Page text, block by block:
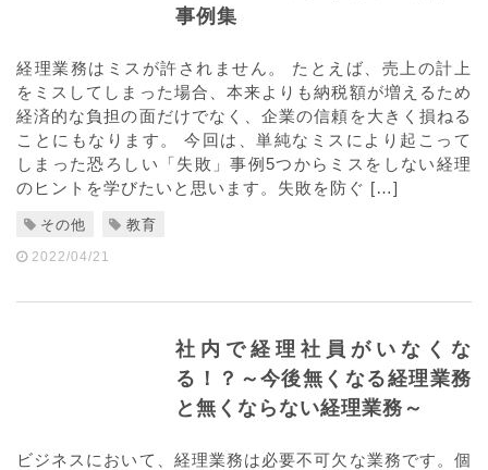
事例集
経理業務はミスが許されません。 たとえば、売上の計上
をミスしてしまった場合、本来よりも納税額が増えるため
経済的な負担の面だけでなく、企業の信頼を大きく損ねる
ことにもなります。 今回は、単純なミスにより起こって
しまった恐ろしい「失敗」事例5つからミスをしない経理
のヒントを学びたいと思います。失敗を防ぐ […]
その他 教育
2022/04/21
社内で経理社員がいなくな
る！？～今後無くなる経理業務
と無くならない経理業務～
ビジネスにおいて、経理業務は必要不可欠な業務です。個